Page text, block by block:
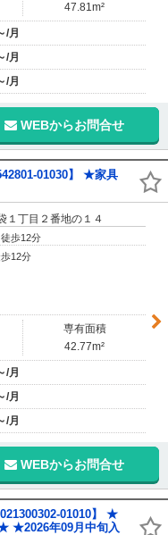
47.81m²
/月
/月
/月
WEBからお問合せ
01030】 ★家具
１丁目２番地の１４
徒歩12分
歩12分
専有面積
42.77m²
/月
/月
/月
WEBからお問合せ
01010】 ★
★2026年09月中旬入